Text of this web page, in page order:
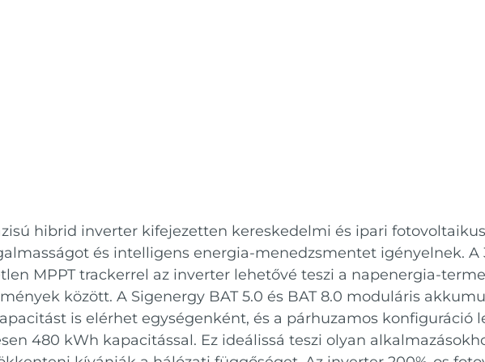
hibrid inverter kifejezetten kereskedelmi és ipari
és intelligens energia-menedzsmentet igényelnek. A
MPPT trackerrel az inverter lehetővé teszi a napenergia-
között. A Sigenergy BAT 5.0 és BAT 8.0 moduláris
is elérhet egységenként, és a párhuzamos konfiguráció
480 kWh kapacitással. Ez ideálissá teszi olyan